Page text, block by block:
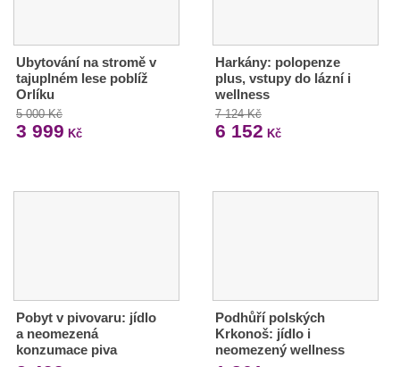
Ubytování na stromě v
tajuplném lese poblíž
Orlíku
5 000 Kč
3 999 Kč
Harkány: polopenze
plus, vstupy do lázní i
wellness
7 124 Kč
6 152 Kč
Pobyt v pivovaru: jídlo
a neomezená
konzumace piva
Podhůří polských
Krkonoš: jídlo i
neomezený wellness